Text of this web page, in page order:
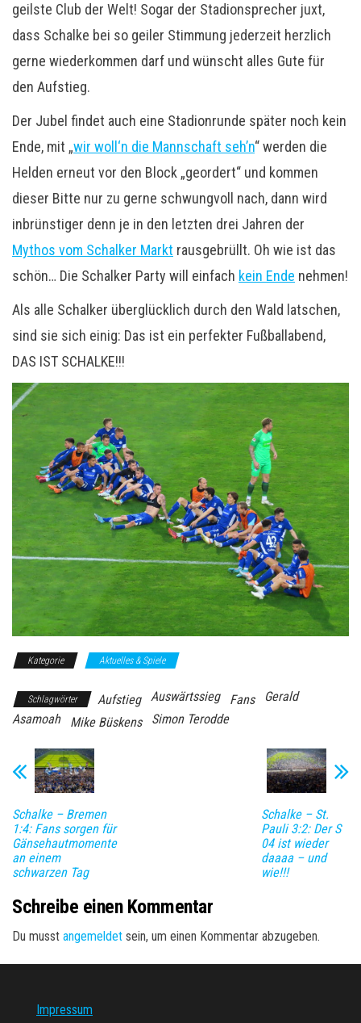
geilste Club der Welt! Sogar der Stadionsprecher juxt,
dass Schalke bei so geiler Stimmung jederzeit herzlich
gerne wiederkommen darf und wünscht alles Gute für
den Aufstieg.
Der Jubel findet auch eine Stadionrunde später noch kein
Ende, mit „wir woll‘n die Mannschaft seh’n“ werden die
Helden erneut vor den Block „geordert“ und kommen
dieser Bitte nur zu gerne schwungvoll nach, dann wird
inbrünstiger denn je in den letzten drei Jahren der
Mythos vom Schalker Markt rausgebrüllt. Oh wie ist das
schön… Die Schalker Party will einfach kein Ende nehmen!
Als alle Schalker überglücklich durch den Wald latschen,
sind sie sich einig: Das ist ein perfekter Fußballabend,
DAS IST SCHALKE!!!
Kategorie Aktuelles & Spiele
Schlagwörter Aufstieg Auswärtssieg Fans
Gerald
Asamoah
Mike Büskens Simon Terodde
Schalke – Bremen
1:4: Fans sorgen für
Gänsehautmomente
an einem
schwarzen Tag
Schalke – St.
Pauli 3:2: Der S
04 ist wieder
daaaa – und
wie!!!
Schreibe einen Kommentar
Du musst angemeldet sein, um einen Kommentar abzugeben.
Impressum